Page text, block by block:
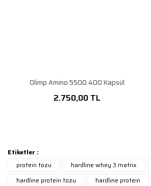
Olimp Amino 5500 400 Kapsül
2.750,00 TL
Etiketler :
protein tozu
hardline whey 3 matrix
hardline protein tozu
hardline protein